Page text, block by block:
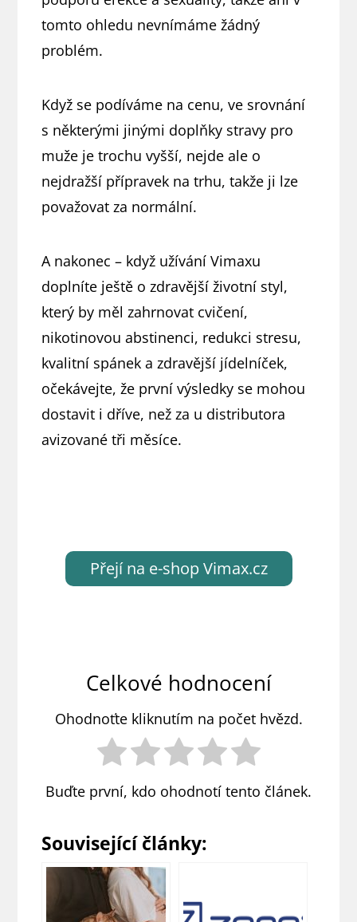
tomto ohledu nevnímáme žádný
problém.
Když se podíváme na cenu, ve srovnání
s některými jinými doplňky stravy pro
muže je trochu vyšší, nejde ale o
nejdražší přípravek na trhu, takže ji lze
považovat za normální.
A nakonec – když užívání Vimaxu
doplníte ještě o zdravější životní styl,
který by měl zahrnovat cvičení,
nikotinovou abstinenci, redukci stresu,
kvalitní spánek a zdravější jídelníček,
očekávejte, že první výsledky se mohou
dostavit i dříve, než za u distributora
avizované tři měsíce.
Přejí na e-shop Vimax.cz
Celkové hodnocení
Ohodnoťte kliknutím na počet hvězd.
Buďte první, kdo ohodnotí tento článek.
Související články: